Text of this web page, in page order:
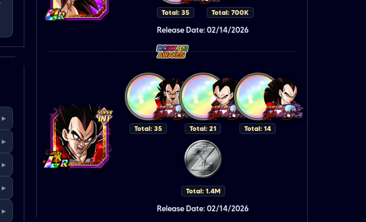
▸
▸
▸
▸
▸
Total: 35 Total: 700K
Release Date: 02/14/2026
Total: 35 Total: 21 Total: 14
Total: 1.4M
Release Date: 02/14/2026